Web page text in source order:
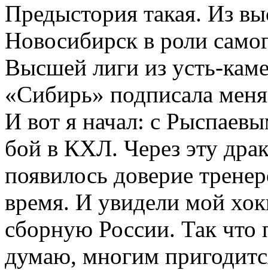
Предыстория такая. Из
Новосибирск в роли
Высшей лиги из усть-
«Сибирь» подписала
И вот я начал: с
бой в КХЛ. Через эту
появилось доверие
время. И увидели мой
сборную России. Так
думаю, многим